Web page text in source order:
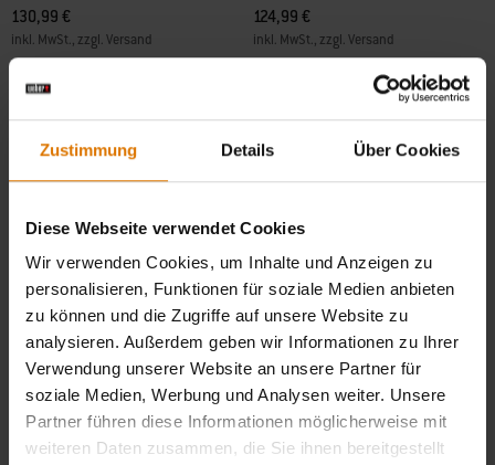
Zustimmung Details Über Cookies
Diese Webseite verwendet Cookies
Wir verwenden Cookies, um Inhalte und Anzeigen zu
personalisieren, Funktionen für soziale Medien anbieten
zu können und die Zugriffe auf unsere Website zu
analysieren. Außerdem geben wir Informationen zu Ihrer
Verwendung unserer Website an unsere Partner für
soziale Medien, Werbung und Analysen weiter. Unsere
Partner führen diese Informationen möglicherweise mit
weiteren Daten zusammen, die Sie ihnen bereitgestellt
130,99 €
inkl. MwSt., zzgl. Versand
Color Options
124,99 €
inkl. MwSt., zzgl. Versand
Zünder-Set
Für Weber Q 1200/2200
Große Ascheauffangschale
Für Holzkohlegrills mit einem